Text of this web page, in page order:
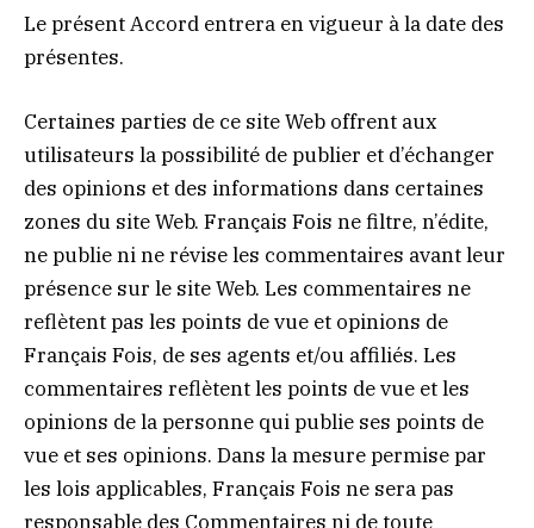
Le présent Accord entrera en vigueur à la date des
présentes.
Certaines parties de ce site Web offrent aux
utilisateurs la possibilité de publier et d’échanger
des opinions et des informations dans certaines
zones du site Web. Français Fois ne filtre, n’édite,
ne publie ni ne révise les commentaires avant leur
présence sur le site Web. Les commentaires ne
reflètent pas les points de vue et opinions de
Français Fois, de ses agents et/ou affiliés. Les
commentaires reflètent les points de vue et les
opinions de la personne qui publie ses points de
vue et ses opinions. Dans la mesure permise par
les lois applicables, Français Fois ne sera pas
responsable des Commentaires ni de toute